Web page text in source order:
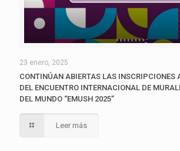
23 enero, 2025
CONTINÚAN ABIERTAS LAS INSCRIPCIONES
DEL ENCUENTRO INTERNACIONAL DE
DEL MUNDO “EMUSH 2025”
Leer más